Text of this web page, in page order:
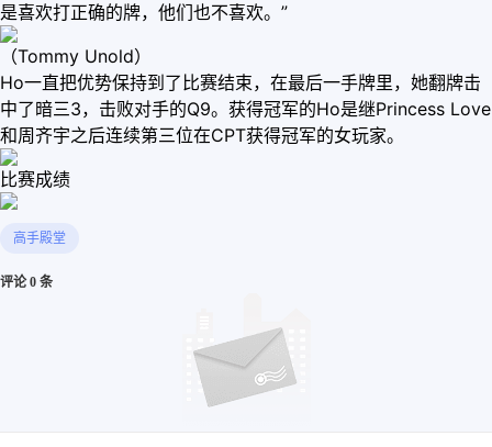
是喜欢打正确的牌，他们也不喜欢。”
（Tommy Unold）
Ho一直把优势保持到了比赛结束，在最后一手牌里，她翻牌击
中了暗三3，击败对手的Q9。获得冠军的Ho是继Princess Love
和周齐宇之后连续第三位在CPT获得冠军的女玩家。
比赛成绩
高手殿堂
评论 0 条